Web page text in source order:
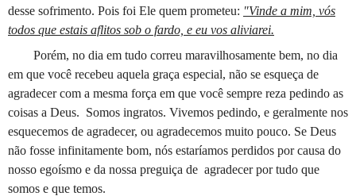
desse sofrimento. Pois foi Ele quem prometeu: "Vinde a mim, vós
todos que estais aflitos sob o fardo, e eu vos aliviarei.
Porém, no dia em tudo correu maravilhosamente bem, no dia
em que você recebeu aquela graça especial, não se esqueça de
agradecer com a mesma força em que você sempre reza pedindo as
coisas a Deus. Somos ingratos. Vivemos pedindo, e geralmente nos
esquecemos de agradecer, ou agradecemos muito pouco. Se Deus
não fosse infinitamente bom, nós estaríamos perdidos por causa do
nosso egoísmo e da nossa preguiça de agradecer por tudo que
somos e que temos.